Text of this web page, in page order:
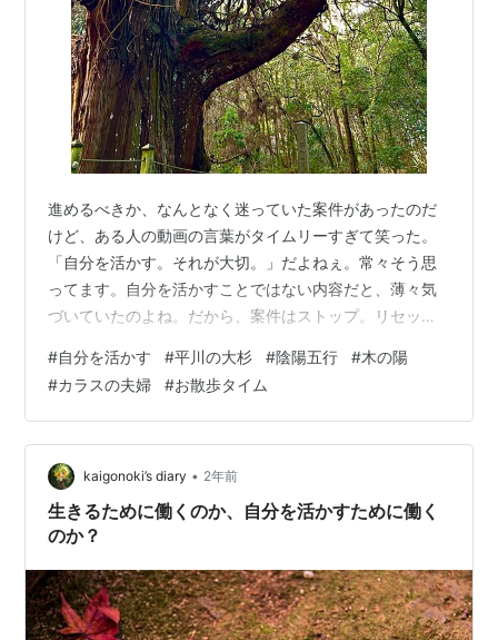
進めるべきか、なんとなく迷っていた案件があったのだ
けど、ある人の動画の言葉がタイムリーすぎて笑った。
「自分を活かす。それが大切。」だよねぇ。常々そう思
ってます。自分を活かすことではない内容だと、薄々気
づいていたのよね。だから、案件はストップ。リセット
から霊木として大切にされていたそうだけど、この巨木
は、祈りそのものなんだなぁ。そういえば、陰陽五行に
よると、わたしは「木の陽」。大きな樹や幹のある木を
表すそうな。帰りに、いつもの電線に、いつもの二羽。
多分ウチに毎日やってくるカラスの夫婦、ラーとスー。
仲良しこよし、いい感じ。お散歩タイムは、いっけん
何…
#自分を活かす #平川の大杉 #陰陽五行 #木の陽
#カラスの夫婦 #お散歩タイム
kaigonoki’s diary • 2年前
生きるために働くのか、自分を活かすために働く
のか？